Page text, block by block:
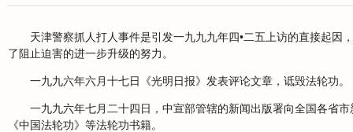
天津警察抓人打人事件是引发一九九九年四•二五上访的直接起
了阻止迫害的进一步升级的努力。
一九九六年六月十七日《光明日报》发表评论文章，诋毁法轮功。
一九九六年七月二十四日，中宣部管辖的新闻出版署向全国各省
《中国法轮功》等法轮功书籍。